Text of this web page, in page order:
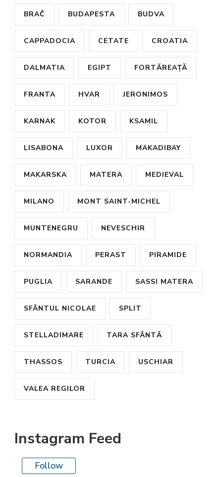
BRAČ BUDAPESTA BUDVA
CAPPADOCIA CETATE CROATIA
DALMATIA EGIPT FORTĂREAȚĂ
FRANTA HVAR JERONIMOS
KARNAK KOTOR KSAMIL
LISABONA LUXOR MAKADIBAY
MAKARSKA MATERA MEDIEVAL
MILANO MONT SAINT-MICHEL
MUNTENEGRU NEVESCHIR
NORMANDIA PERAST PIRAMIDE
PUGLIA SARANDE SASSI MATERA
SFÂNTUL NICOLAE SPLIT
STELLADIMARE TARA SFÂNTĂ
THASSOS TURCIA USCHIAR
VALEA REGILOR
Instagram Feed
Follow